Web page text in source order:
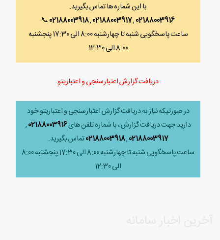
با این شماره ها تماس بگیرید.
02188003916
,
02188003917
,
02188003918
📞
ساعت پاسخگویی شنبه تا چهارشنبه 8:00 الی 17:30 پنجشنبه
8:00 الی 12:30
دریافت گزارش اعتبارسنجی و اعتباریتو
در صورتیکه نیاز به دریافت گزارش اعتبارسنجی و اعتباریتو خود
دارید جهت دریافت گزارش ، با شماره تلفن های02188003916
,
02188003917
,
02188003918تماس بگیرید.
ساعت پاسخگویی شنبه تا چهارشنبه 8:00 الی 17:30 پنجشنبه 8:00
الی 12:30